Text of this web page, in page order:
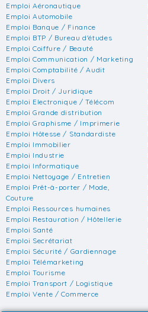
Emploi Aéronautique
Emploi Automobile
Emploi Banque / Finance
Emploi BTP / Bureau d'études
Emploi Coiffure / Beauté
Emploi Communication / Marketing
Emploi Comptabilité / Audit
Emploi Divers
Emploi Droit / Juridique
Emploi Electronique / Télécom
Emploi Grande distribution
Emploi Graphisme / Imprimerie
Emploi Hôtesse / Standardiste
Emploi Immobilier
Emploi Industrie
Emploi Informatique
Emploi Nettoyage / Entretien
Emploi Prêt-à-porter / Mode,
Couture
Emploi Ressources humaines
Emploi Restauration / Hôtellerie
Emploi Santé
Emploi Secrétariat
Emploi Sécurité / Gardiennage
Emploi Télémarketing
Emploi Tourisme
Emploi Transport / Logistique
Emploi Vente / Commerce